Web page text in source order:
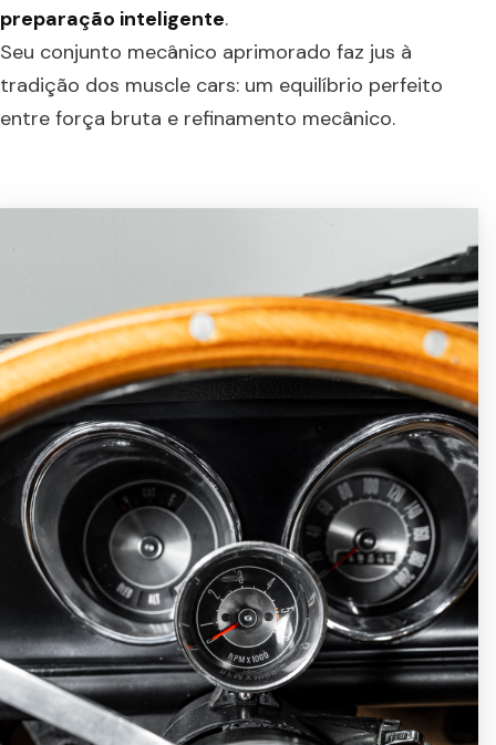
preparação inteligente.
Seu conjunto mecânico aprimorado faz jus à
tradição dos muscle cars: um equilíbrio perfeito
entre força bruta e refinamento mecânico.